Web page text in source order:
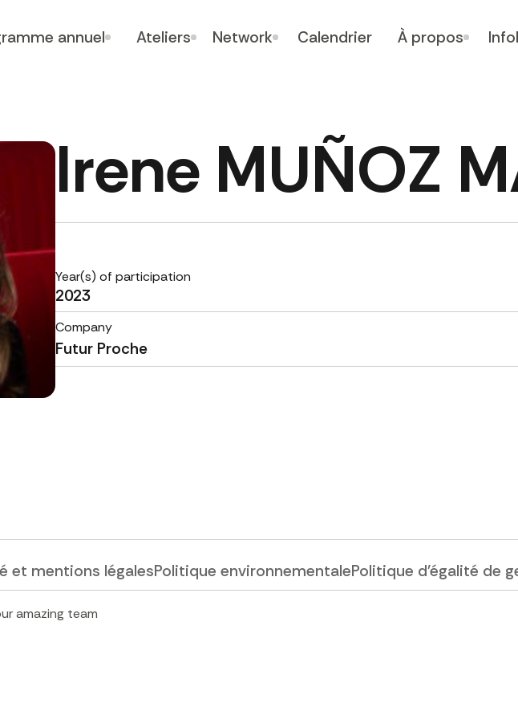
annuel Ateliers Network Calendrier À propos
Irene MUÑOZ
Year(s) of participation
2023
Company
Futur Proche
et mentions légalesPolitique environnementalePolitique d'égalité de
amazing team